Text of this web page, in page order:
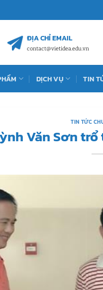
ĐỊA CHỈ EMAIL
contact@vietidea.edu.vn
DỊCH VỤ TIN
TIN TỨC
Văn Sơn